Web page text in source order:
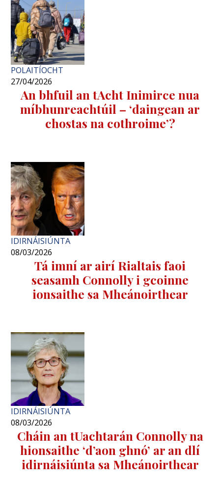
POLAITÍOCHT
27/04/2026
An bhfuil an tAcht Inimirce nua
míbhunreachtúil – ‘daingean ar
chostas na cothroime’?
IDIRNÁISIÚNTA
08/03/2026
Tá imní ar airí Rialtais faoi
seasamh Connolly i gcoinne
ionsaithe sa Mheánoirthear
IDIRNÁISIÚNTA
08/03/2026
Cháin an tUachtarán Connolly na
hionsaithe ‘d’aon ghnó’ ar an dlí
idirnáisiúnta sa Mheánoirthear